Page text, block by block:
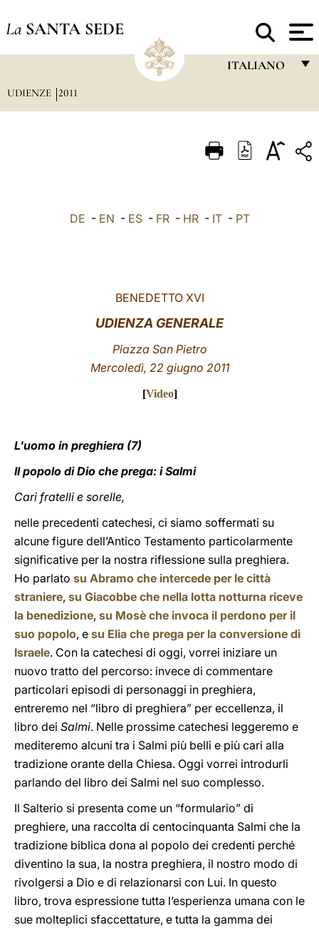
La SANTA SEDE
ITALIANO
ITALIANO
UDIENZE 2011
DE - EN - ES- FR- HR- IT- PT
BENEDETTO XVI
UDIENZA GENERALE
Piazza San Pietro
Mercoledì, 22 giugno 2011
[Video]
L'uomo in preghiera (7)
Il popolo di Dio che prega: i Salmi
Cari fratelli e sorelle,
nelle precedenti catechesi, ci siamo soffermati su
alcune figure dell’Antico Testamento particolarmente
significative per la nostra riflessione sulla preghiera.
Ho parlato su Abramo che intercede per le città
straniere, su Giacobbe che nella lotta notturna riceve
la benedizione, su Mosè che invoca il perdono per il
suo popolo, e su Elia che prega per la conversione di
Israele. Con la catechesi di oggi, vorrei iniziare un
nuovo tratto del percorso: invece di commentare
particolari episodi di personaggi in preghiera,
entreremo nel “libro di preghiera” per eccellenza, il
libro dei Salmi. Nelle prossime catechesi leggeremo e
mediteremo alcuni tra i Salmi più belli e più cari alla
tradizione orante della Chiesa. Oggi vorrei introdurli
parlando del libro dei Salmi nel suo complesso.
Il Salterio si presenta come un “formulario” di
preghiere, una raccolta di centocinquanta Salmi che la
tradizione biblica dona al popolo dei credenti perché
diventino la sua, la nostra preghiera, il nostro modo di
rivolgersi a Dio e di relazionarsi con Lui. In questo
libro, trova espressione tutta l’esperienza umana con le
sue molteplici sfaccettature, e tutta la gamma dei